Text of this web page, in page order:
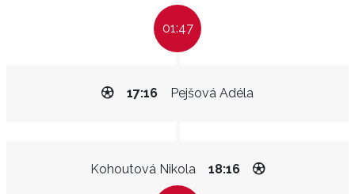
01:47
Pejšová Adéla
17:16
Kohoutová Nikola 18:16